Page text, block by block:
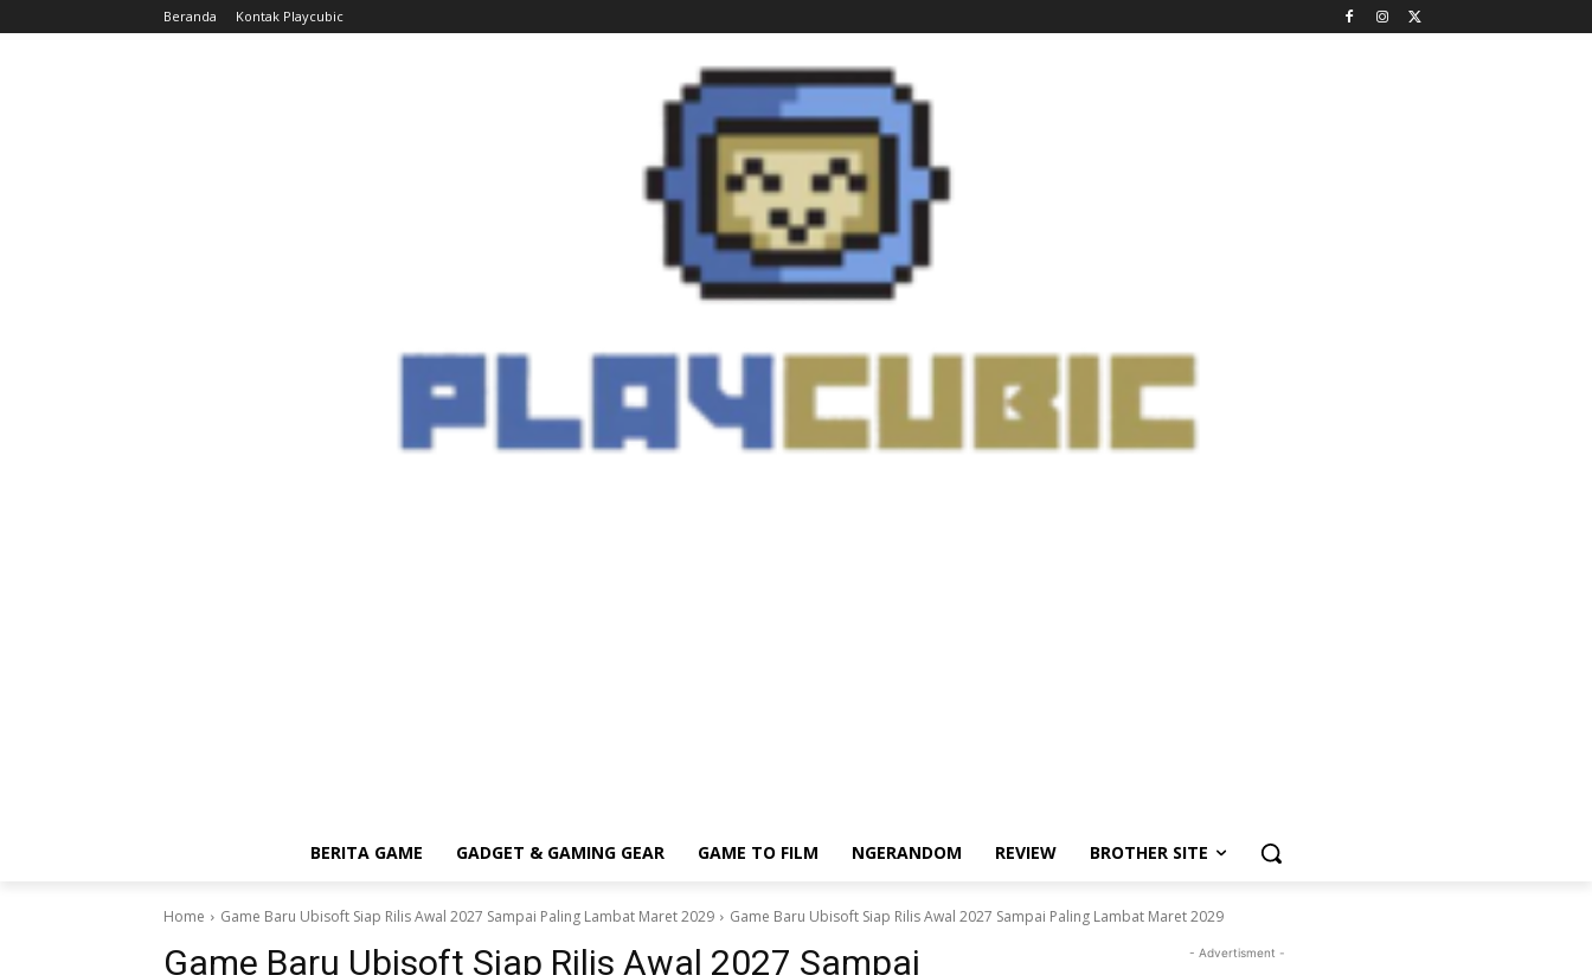
Beranda Kontak Playcubic
BERITA GAME GADGET & GAMING GEAR GAME TO FILM NGERANDOM REVIEW BROTHER SITE
Home Game Baru Ubisoft Siap Rilis Awal 2027 Sampai Paling Lambat Maret 2029 Game Baru Ubisoft Siap Rilis Awal 2027 Sampai Paling Lambat Maret 2029
Game Baru Ubisoft Siap Rilis Awal 2027 Sampai
- Advertisment -